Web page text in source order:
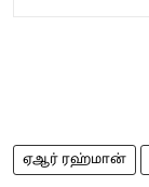
ஏஆர் ரஹ்மான்